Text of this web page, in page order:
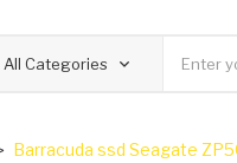
Barracuda ssd Seagate